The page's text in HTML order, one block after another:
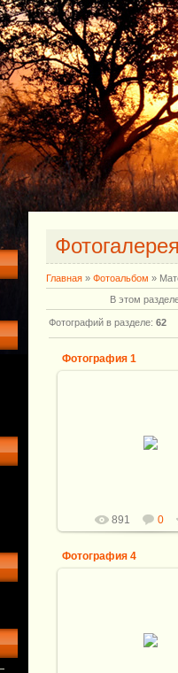
Главная » Фотоальбом »
В этом
Фотографий в разделе: 62
Фотография 1
891 0
Фотография 4